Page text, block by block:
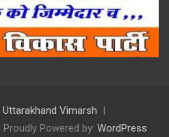
Uttarakhand Vimarsh
Proudly Powered by: WordPress